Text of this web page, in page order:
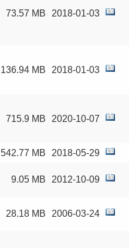
73.57 MB 2018-01-03
136.94 MB 2018-01-03
715.9 MB 2020-10-07
542.77 MB
2018-05-29
9.05 MB 2012-10-09
28.18 MB 2006-03-24